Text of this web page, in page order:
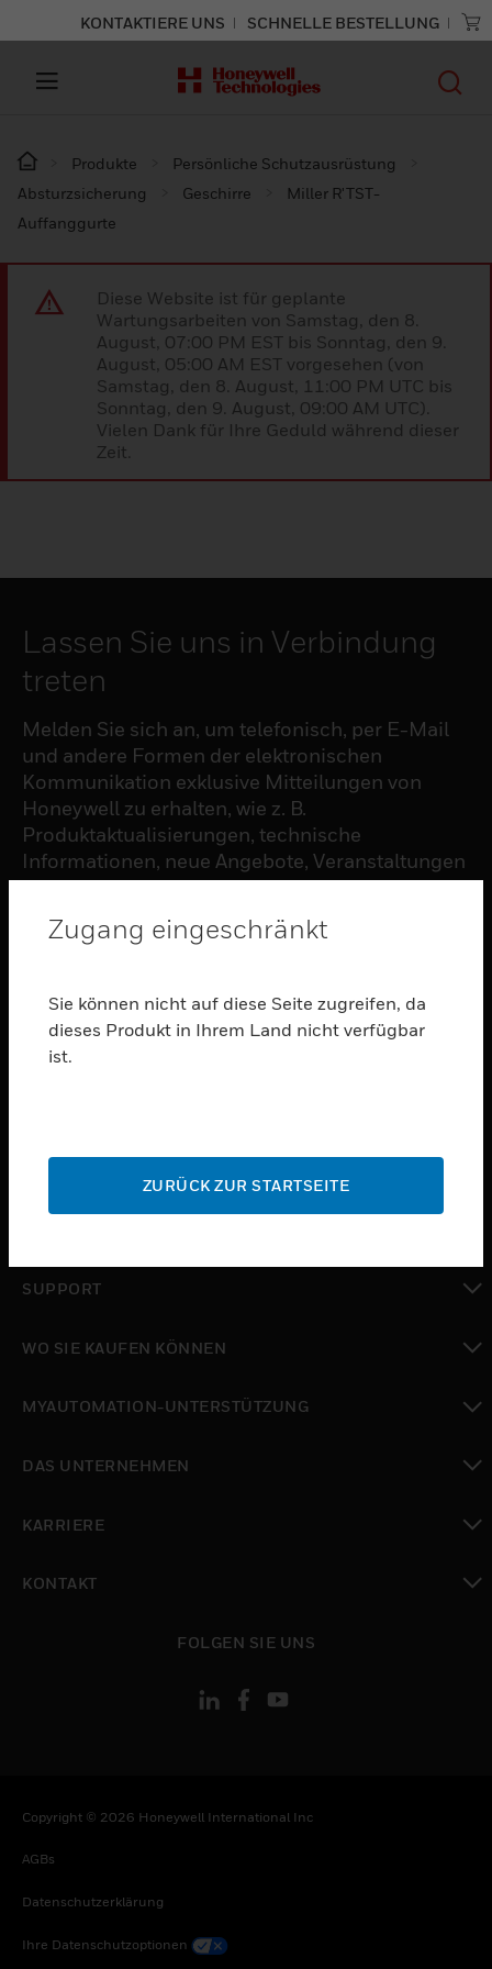
KONTAKTIERE UNS SCHNELLE BESTELLUNG
Produkte
Persönliche Schutzausrüstung
Absturzsicherung
Geschirre
Miller R'TST-
Auffanggurte
Diese Website ist für geplante
Wartungsarbeiten von Samstag, den 8.
August, 07:00 PM EST bis Sonntag, den 9.
August, 05:00 AM EST vorgesehen (von
Samstag, den 8. August, 11:00 PM UTC bis
Sonntag, den 9. August, 09:00 AM UTC).
Vielen Dank für Ihre Geduld während dieser
Zeit.
Lassen Sie uns in Verbindung
treten
Melden Sie sich an, um telefonisch, per E-Mail
und andere Formen der elektronischen
Kommunikation exklusive Mitteilungen von
Honeywell zu erhalten, wie z. B.
Produktaktualisierungen, technische
Informationen, neue Angebote, Veranstaltungen
und Neuigkeiten, Umfragen, Sonderangebote
PRODUKTE
toggle view
toggle view
toggle view
SUPPORT
WO SIE KAUFEN KÖNNEN
MYAUTOMATION-UNTERSTÜTZUNG
DAS UNTERNEHMEN
KARRIERE
KONTAKT
FOLGEN SIE UNS
Copyright © 2026 Honeywell International Inc
AGBs
Datenschutzerklärung
Ihre Datenschutzoptionen
Zugang eingeschränkt
Sie können nicht auf diese Seite zugreifen, da
dieses Produkt in Ihrem Land nicht verfügbar
ist.
ZURÜCK ZUR STARTSEITE